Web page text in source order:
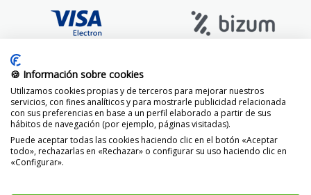
🍪 Información sobre cookies
Utilizamos cookies propias y de terceros para mejorar nuestros
servicios, con fines analíticos y para mostrarle publicidad relacionada
con sus preferencias en base a un perfil elaborado a partir de sus
hábitos de navegación (por ejemplo, páginas visitadas).
Puede aceptar todas las cookies haciendo clic en el botón «Aceptar
todo», rechazarlas en «Rechazar» o configurar su uso haciendo clic en
«Configurar».